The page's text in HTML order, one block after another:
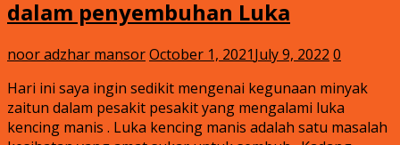
dalam penyembuhan Luka
noor adzhar mansorOctober 1, 2021July 9, 2022 0
Hari ini saya ingin sedikit mengenai kegunaan minyak
zaitun dalam pesakit pesakit yang mengalami luka
kencing manis . Luka kencing manis adalah satu masalah